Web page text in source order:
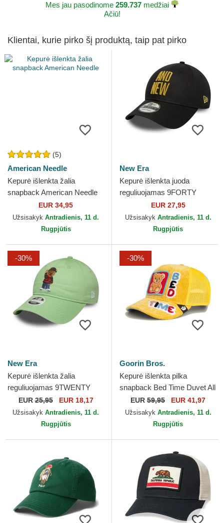
Mes jau pasodinome 259.737 medžiai
Ačiū!
Klientai, kurie pirko šį produktą, taip pat pirko
(5)
American Needle
Kepurė išlenkta žalia
snapback American Needle
EUR 34,95
Užsisakyk Antradienis, 11 d.
Rugpjūtis
New Era
Kepurė išlenkta juoda
reguliuojamas 9FORTY
Metallic Champ UFC
Ultimate Fighting
Championship New Era
EUR 27,95
Užsisakyk Antradienis, 11 d.
Rugpjūtis
-30%
New Era
Kepurė išlenkta žalia
reguliuojamas 9TWENTY
Bear AC Milan Serie A New
Era
EUR25,95 EUR 18,17
Užsisakyk Antradienis, 11 d.
Rugpjūtis
-30%
Goorin Bros.
Kepurė išlenkta pilka
snapback Bed Time Duvet All
Det Happy Thoughts The
Farm Goorin Bros.
EUR 59,95 EUR 41,97
Užsisakyk Antradienis, 11 d.
Rugpjūtis